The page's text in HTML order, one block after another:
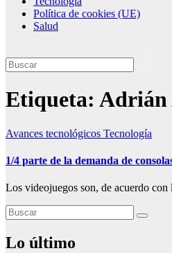
Política de cookies (UE)
Salud
Etiqueta: Adrián
Avances tecnológicos Tecnología
1/4 parte de la demanda de
Los videojuegos son, de acuerdo
Lo último